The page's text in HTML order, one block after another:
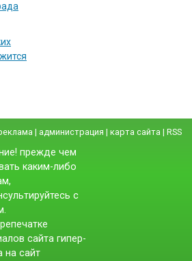
| администрация | карта сайта | RSS
прежде чем
каким-либо
с
сайта гипер-
на сайт